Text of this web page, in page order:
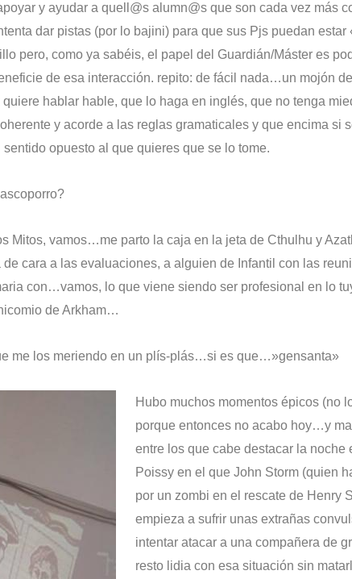
y ayudar a quell@s alumn@s que son cada vez más
dar pistas (por lo bajini) para que sus Pjs puedan estar
pero, como ya sabéis, el papel del Guardián/Máster es
de esa interacción. repito: de fácil nada…un mojón
hablar hable, que lo haga en inglés, que no tenga
y acorde a las reglas gramaticales y que encima si
opuesto al que quieres que se lo tome.
Mitos, vamos…me parto la caja en la jeta de Cthulhu y
cara a las evaluaciones, a alguien de Infantil con las
con…vamos, lo que viene siendo ser profesional en lo
de Arkham…
me los meriendo en un plís-plás…si es que…»gensanta»
Hubo muchos momentos épicos (no
porque entonces no acabo hoy…y
entre los que cabe destacar la noche
Poissy en el que John Storm (quien
por un zombi en el rescate de Henry
empieza a sufrir unas extrañas
intentar atacar a una compañera de
resto lidia con esa situación sin